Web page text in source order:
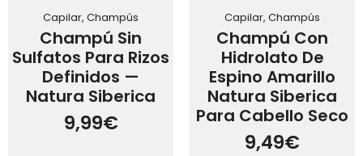
Capilar, Champús
Champú Sin
Sulfatos Para Rizos
Definidos —
Natura Siberica
9,99€
Capilar, Champús
Champú Con
Hidrolato De
Espino Amarillo
Natura Siberica
Para Cabello Seco
9,49€